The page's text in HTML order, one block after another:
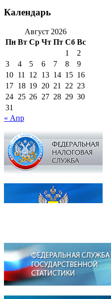
Календарь
Август 2026
Пн Вт Ср Чт Пт Сб Вс
1
2
3
4 5 6 7 8
9
10 11 12 13 14 15 16
17 18 19 20 21 22 23
24 25 26 27 28 29 30
31
« Апр